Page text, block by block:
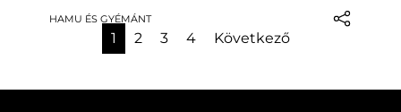
Egy tanulmány a fehérfarkú szarvasok
érdekes, világító jelöléseit vizsgálta,
HAMU ÉS GYÉMÁNT
1 2 3 4 Következő